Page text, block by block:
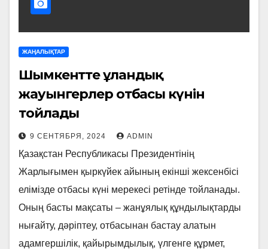
ЖАҢАЛЫҚТАР
Шымкентте ұландық
жауынгерлер отбасы күнін
тойлады
9 СЕНТЯБРЯ, 2024 ADMIN
Қазақстан Республикасы Президентінің
Жарлығымен қыркүйек айының екінші жексенбісі
елімізде отбасы күні мерекесі ретінде тойланады.
Оның басты мақсаты – жанұялық құндылықтарды
нығайту, дәріптеу, отбасынан бастау алатын
адамгершілік, қайырымдылық, үлгенге құрмет,